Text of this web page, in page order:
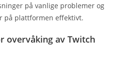
på vanlige problemer og
på plattformen effektivt.
overvåking av Twitch